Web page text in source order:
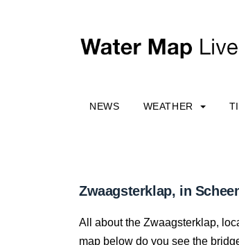
NEWS WEATHER
Zwaagsterklap, in
All about the Zwaagsterklap,
map below do you see the